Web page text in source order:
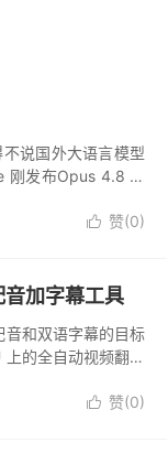
说国外大语言模型
刚发布Opus 4.8 不
 赞(0)
加字幕工具
音和双语字幕的目标
的全自动视频翻译
 赞(0)